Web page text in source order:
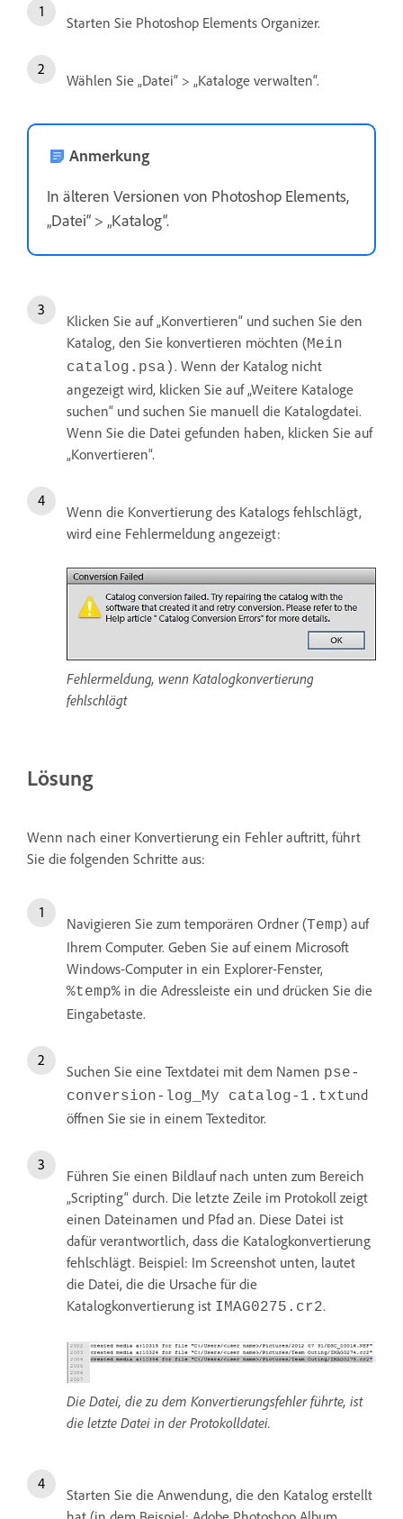
Starten Sie Photoshop Elements Organizer.
Wählen Sie „Datei“ > „Kataloge verwalten“.
Anmerkung
In älteren Versionen von Photoshop Elements,
„Datei“ > „Katalog“.
Klicken Sie auf „Konvertieren“ und suchen Sie den
Katalog, den Sie konvertieren möchten (Mein
catalog.psa). Wenn der Katalog nicht
angezeigt wird, klicken Sie auf „Weitere Kataloge
suchen“ und suchen Sie manuell die Katalogdatei.
Wenn Sie die Datei gefunden haben, klicken Sie auf
„Konvertieren“.
Wenn die Konvertierung des Katalogs fehlschlägt,
wird eine Fehlermeldung angezeigt:
Fehlermeldung, wenn Katalogkonvertierung
fehlschlägt
Lösung
Wenn nach einer Konvertierung ein Fehler auftritt, führt
Sie die folgenden Schritte aus:
Navigieren Sie zum temporären Ordner (Temp) auf
Ihrem Computer. Geben Sie auf einem Microsoft
Windows-Computer in ein Explorer-Fenster,
%temp% in die Adressleiste ein und drücken Sie die
Eingabetaste.
Suchen Sie eine Textdatei mit dem Namen pse-
conversion-log_My catalog-1.txtund
öffnen Sie sie in einem Texteditor.
Führen Sie einen Bildlauf nach unten zum Bereich
„Scripting“ durch. Die letzte Zeile im Protokoll zeigt
einen Dateinamen und Pfad an. Diese Datei ist
dafür verantwortlich, dass die Katalogkonvertierung
fehlschlägt. Beispiel: Im Screenshot unten, lautet
die Datei, die die Ursache für die
Katalogkonvertierung ist IMAG0275.cr2.
Die Datei, die zu dem Konvertierungsfehler führte, ist
die letzte Datei in der Protokolldatei.
Starten Sie die Anwendung, die den Katalog erstellt